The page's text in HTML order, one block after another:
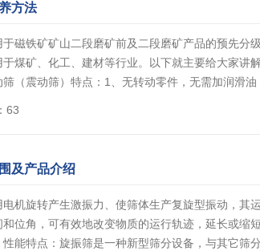
方法
磁铁矿矿山二段磨矿前及二段磨矿产品的预先分
煤矿、化工、建材等行业。以下就主要给大家讲
（震动筛）特点：1、无转动零件，无需加润滑
63
及产品介绍
机旋转产生激振力、使筛体生产复旋型振动，其
位角，可有效地改变物质的运行轨迹，延长或缩
能特点：旋振筛是一种新型筛分设备，与其它筛